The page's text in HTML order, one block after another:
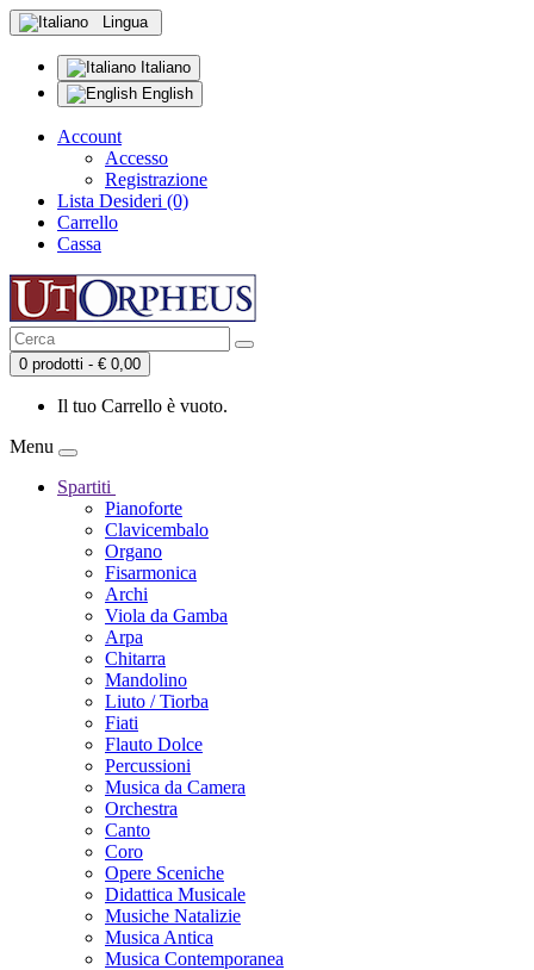
Lingua
Italiano
English
Account
Accesso
Registrazione
Lista Desideri (0)
Carrello
Cassa
0 prodotti - € 0,00
Il tuo Carrello è vuoto.
Menu
Spartiti
Pianoforte
Clavicembalo
Organo
Fisarmonica
Archi
Viola da Gamba
Arpa
Chitarra
Mandolino
Liuto / Tiorba
Fiati
Flauto Dolce
Percussioni
Musica da Camera
Orchestra
Canto
Coro
Opere Sceniche
Didattica Musicale
Musiche Natalizie
Musica Antica
Musica Contemporanea